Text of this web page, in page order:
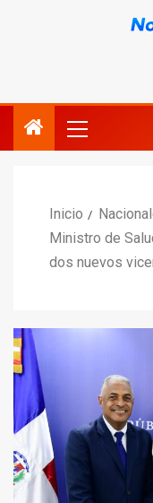
Inicio
Ministro de
dos nuevos